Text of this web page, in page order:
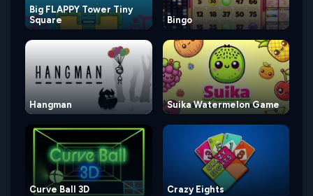
Big FLAPPY Tower Tiny
Square
Bingo
Hangman Suika Watermelon Game
Curve Ball 3D Crazy Eights